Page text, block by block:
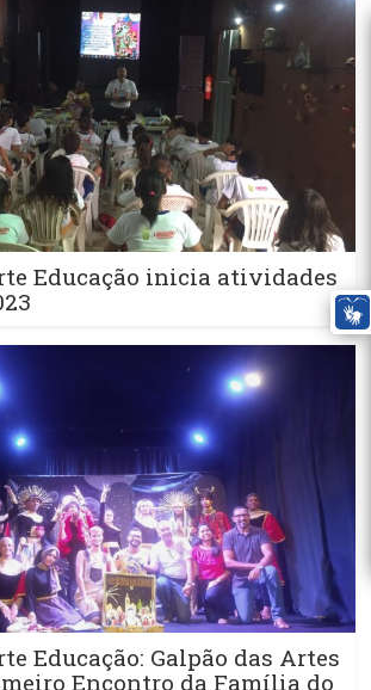
Educação inicia atividades
Educação: Galpão das Artes
Encontro da Família do